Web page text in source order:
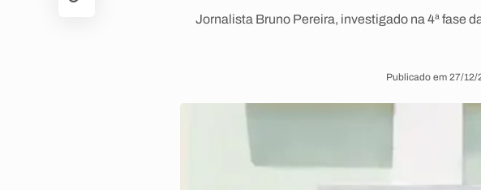
Jornalista Bruno Pereira, investigado na 4ª fase
Publicado em 27/